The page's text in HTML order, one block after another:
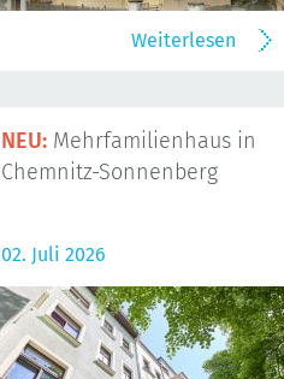
Weiterlesen
NEU: Mehrfamilienhaus in
Chemnitz-Sonnenberg
02. Juli 2026